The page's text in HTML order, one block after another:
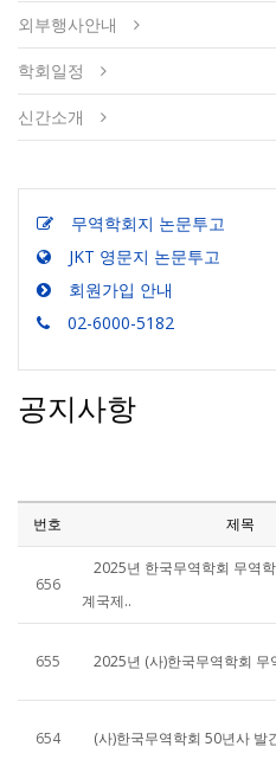
외부행사안내
학회일정
신간소개
무역학회지 논문투고
JKT 영문지 논문투고
회원가입 안내
02-6000-5182
공지사항
번호 제목
656
2025년 한국무역학회 무역
계국제..
655 2025년 (사)한국무역학회 무
654 (사)한국무역학회 50년사 발